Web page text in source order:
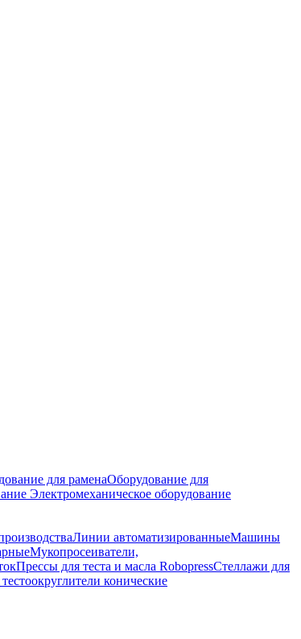
для раменаОборудование для
Электромеханическое оборудование
Линии автоматизированныеМашины
Мукопросеиватели,
Прессы для теста и масла RobopressСтеллажи для
конические